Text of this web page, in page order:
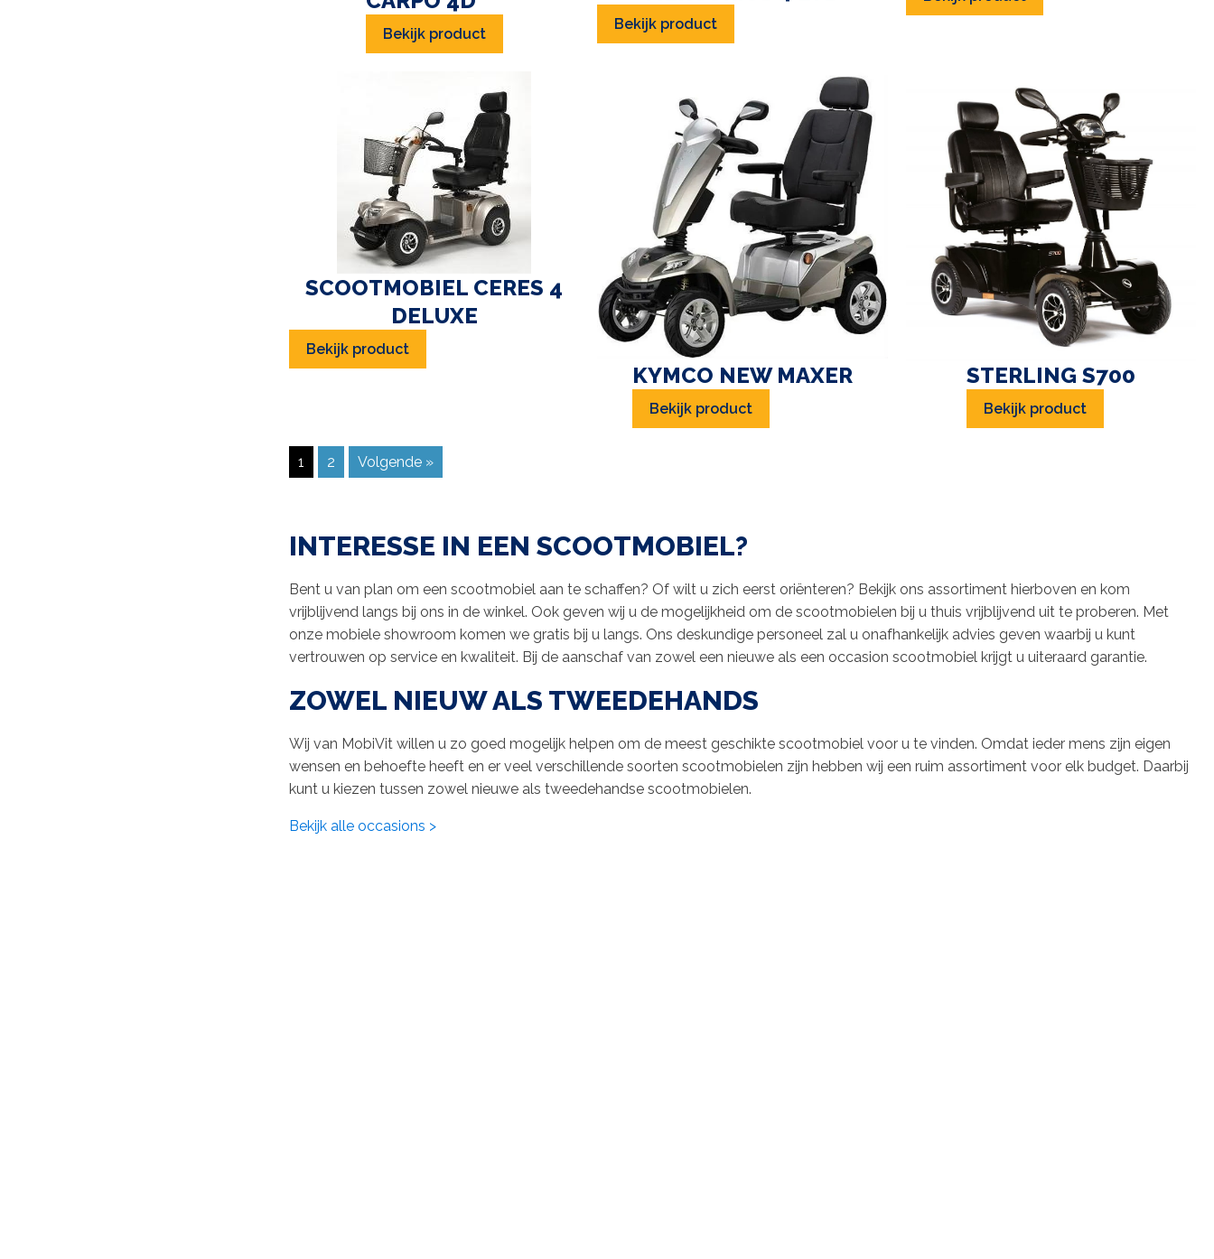
Bekijk product
Bekijk product
SCOOTMOBIEL CERES 4
DELUXE
Bekijk product
KYMCO NEW MAXER
Bekijk product
STERLING S700
Bekijk product
1 2 Volgende »
INTERESSE IN EEN SCOOTMOBIEL?
Bent u van plan om een scootmobiel aan te schaffen? Of wilt u zich eerst oriënteren? Bekijk ons assortiment hierboven en kom
vrijblijvend langs bij ons in de winkel. Ook geven wij u de mogelijkheid om de scootmobielen bij u thuis vrijblijvend uit te proberen. Met
onze mobiele showroom komen we gratis bij u langs. Ons deskundige personeel zal u onafhankelijk advies geven waarbij u kunt
vertrouwen op service en kwaliteit. Bij de aanschaf van zowel een nieuwe als een occasion scootmobiel krijgt u uiteraard garantie.
ZOWEL NIEUW ALS TWEEDEHANDS
Wij van MobiVit willen u zo goed mogelijk helpen om de meest geschikte scootmobiel voor u te vinden. Omdat ieder mens zijn eigen
wensen en behoefte heeft en er veel verschillende soorten scootmobielen zijn hebben wij een ruim assortiment voor elk budget. Daarbij
kunt u kiezen tussen zowel nieuwe als tweedehandse scootmobielen.
Bekijk alle occasions >